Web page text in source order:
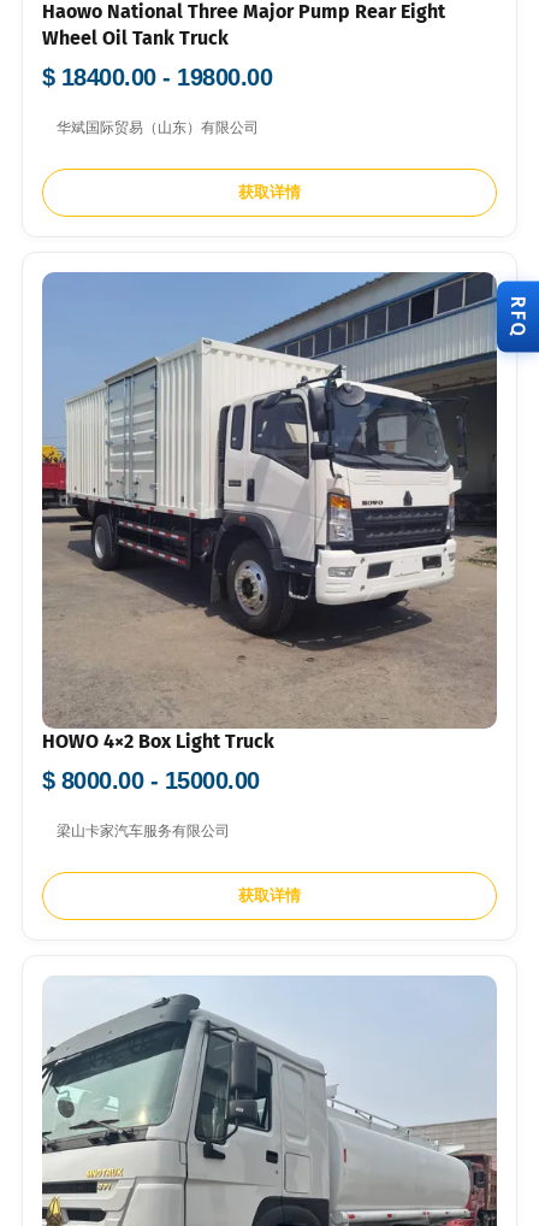
Haowo National Three Major Pump Rear Eight
Wheel Oil Tank Truck
$ 18400.00 - 19800.00
华斌国际贸易（山东）有限公司
获取详情
HOWO 4×2 Box Light Truck
$ 8000.00 - 15000.00
梁山卡家汽车服务有限公司
获取详情
RFQ